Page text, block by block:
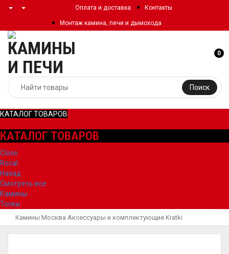
Оплата и доставка Контакты
Монтаж камина, печи и дымохода
Поиск
0
КАТАЛОГ ТОВАРОВ
КАТАЛОГ ТОВАРОВ
Close
Rocal
Назад
Смотреть все
Камины
Топки
Камины Москва Аксессуары и комплектующие Kratki